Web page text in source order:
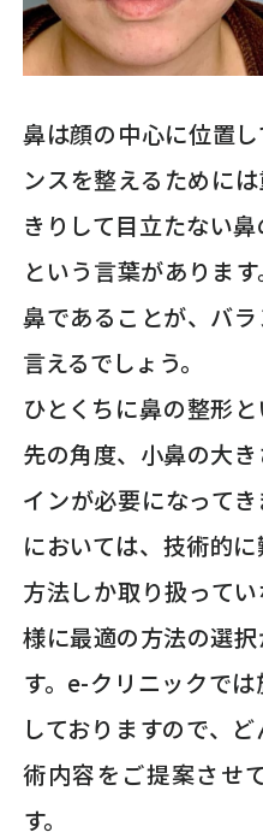
鼻は顔の中心に位置
ンスを整えるために
きりして目立たない鼻
という言葉がありま
鼻であることが、バ
言えるでしょう。
ひとくちに鼻の整形
先の角度、小鼻の大
インが必要になって
においては、技術的
方法しか取り扱って
様に最適の方法の選
す。e-クリニックで
しておりますので、
術内容をご提案させ
す。